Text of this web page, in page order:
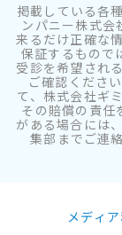
掲載している各
ンパニー株式会
来るだけ正確な
保証するもので
受診を希望され
ご確認くださ
て、株式会社ギ
その賠償の責任
がある場合には
集部までご連
メディ